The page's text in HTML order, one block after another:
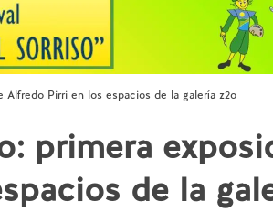
Pirri en los espacios de la galería z2o
primera
de la